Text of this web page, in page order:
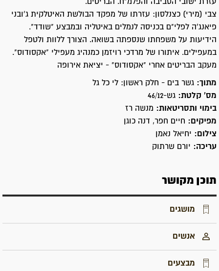
עזרת ישובי הסביבה והפלמ"ח. הבריטים.
צבי (מירי) כצנלסון: עזרתו של מפקד הבולשת האיטלקית ג'ובני
פיאנג'ה לפלי"ם בכניסה לנמלים באיטליה ובמבצע "שודד".
הידיעות על משפחתו שנספתה בשואה. הצורך ללוות ולטפל
במעפילים. איתורו של מרדכי רויזמן כמנהיג מעפילי "אקסודוס".
מעקב הבריטים אחרי "אקסודוס" - יציאת אירופה
מתוך: גשר בים - חלק ראשון: לי כל גל
מס' קלטת: גש-46/12
בימוי ותסריטאות: מנשה רז
מפיקים: חיים חפר, דנה כוגן
צילום: יחיאל נאמן
עריכה: יורם שרתוק
תוכן מקושר
מושגים
אנשים
מבצעים